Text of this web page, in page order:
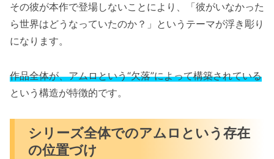
その彼が本作で登場しないことにより、「彼がいなかった
ら世界はどうなっていたのか？」というテーマが浮き彫り
になります。
作品全体が、アムロという“欠落”によって構築されている
という構造が特徴的です。
シリーズ全体でのアムロという存在
の位置づけ